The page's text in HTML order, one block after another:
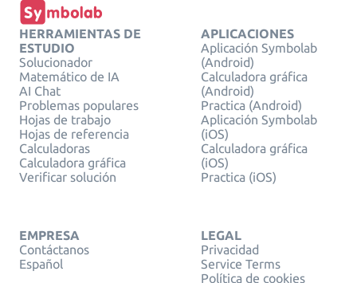
HERRAMIENTAS DE
ESTUDIO
Solucionador
Matemático de IA
AI Chat
Problemas populares
Hojas de trabajo
Hojas de referencia
Calculadoras
Calculadora gráfica
Verificar solución
APLICACIONES
Aplicación Symbolab
(Android)
Calculadora gráfica
(Android)
Practica (Android)
Aplicación Symbolab
(iOS)
Calculadora gráfica
(iOS)
Practica (iOS)
EMPRESA
Contáctanos
Español
LEGAL
Privacidad
Service Terms
Política de cookies